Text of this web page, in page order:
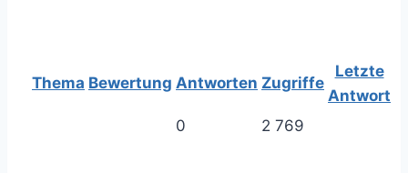
Thema Bewertung Antworten Zugriffe
Letzte
Antwort
0
2 769